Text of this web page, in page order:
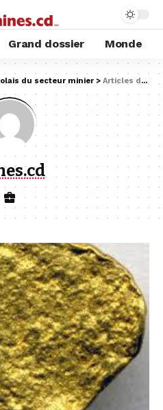
Grand dossier Monde
du secteur minier > Articles de : Mines.cd